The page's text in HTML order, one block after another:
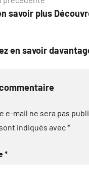
savoir plus
en savoir
e-mail ne sera pas
indiqués avec*
*